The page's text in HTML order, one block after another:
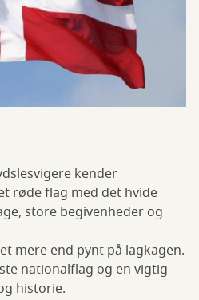
kender
røde flag med det hvide
store begivenheder og
mere end pynt på lagkagen.
nationalflag og en vigtig
historie.